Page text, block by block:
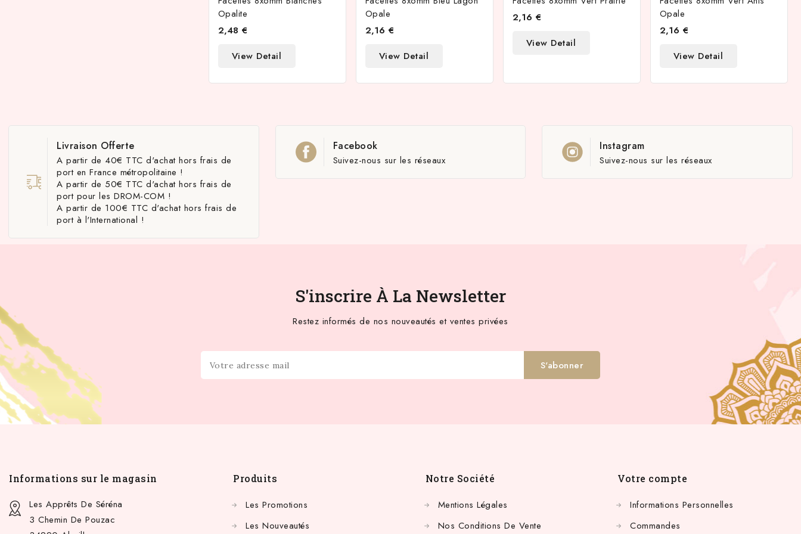
Opalite
2,48 €
View Detail
Opale
2,16 €
View Detail
2,16 €
View Detail
Opale
2,16 €
View Detail
Livraison Offerte
A partir de 40€ TTC d'achat hors frais de
port en France métropolitaine !
A partir de 50€ TTC d'achat hors frais de
port pour les DROM-COM !
A partir de 100€ TTC d'achat hors frais de
port à l'International !
Facebook
Suivez-nous sur les réseaux
Instagram
Suivez-nous sur les réseaux
S'inscrire À La Newsletter
Restez informés de nos nouveautés et ventes privées
Informations sur le magasin
Les Apprêts De Séréna
3 Chemin De Pouzac
Produits
Les Promotions
Les Nouveautés
Notre Société
Mentions Légales
Nos Conditions De Vente
Votre compte
Informations Personnelles
Commandes